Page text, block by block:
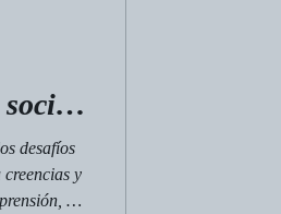
desafíos
y
el